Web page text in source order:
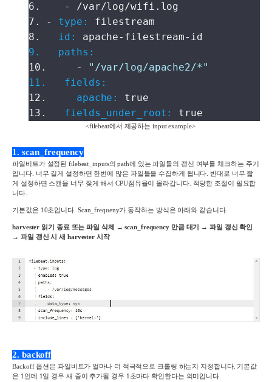
6. - /var/log/wifi.log
7. - type: filestream
8. id: apache-filestream-id
9. paths:
10. -
"/var/log/apache2/*"
11. fields:
12. apache: true
13. fields_under_root: true
<filebeat에서 제공하는 input example>
1. scan_frequency
파일비트가 설정된 filebeat_inputs의 path에 있는 파일들의 갱신 여부를 체크하는 주기
입니다. 너무 길게 설정하면 한번에 많은 파일들을 수집하게 됩니다. 반대로 너무 짧
게 설정하면 스캔을 너무 잦게 해서 CPU점유율이 올라갑니다. 적당한 조절이 필요합
니다.
기본값은10초입니다. Scan_frequeny가 동작하는 방식은 아래와 같습니다.
harvester 읽기 종료 또는 파일 삭제 → scan_frequency 만큼 대기 → 파일 갱신 확인
→ 파일 갱신 시 새 harvester 시작
2. backoff
Backoff 옵션은 파일비트가 얼마나 더 적극적으로 크롤링 하는지 지정합니다. 기본값
은 1 인데 1일 경우 새 줄이 추가될 경우1 초마다 확인한다는 의미입니다